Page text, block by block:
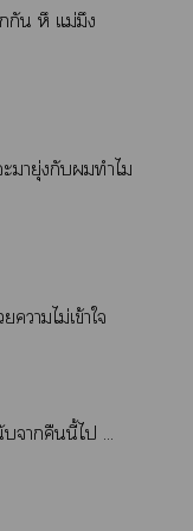
กกัน หึ แม่มึง
มายุ่งกับทำไม
าไม่เข้าใ
บาคืนนี้ไ ...